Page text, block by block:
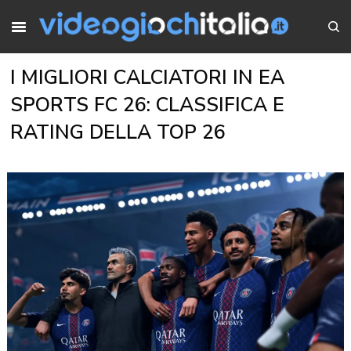
I MIGLIORI CALCIATORI IN EA
SPORTS FC 26: CLASSIFICA E
RATING DELLA TOP 26